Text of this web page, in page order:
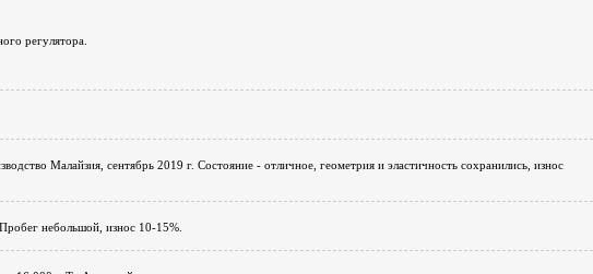
регулятора.
Малайзия, сентябрь 2019 г. Состояние - отличное, геометрия и эластичность сохранились, износ
небольшой, износ 10-15%.